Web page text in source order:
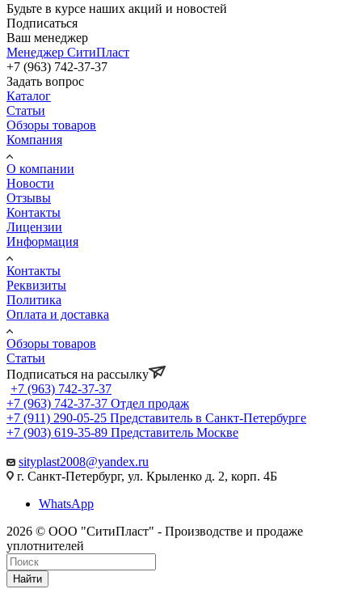
Будьте в курсе наших акций и новостей
Подписаться
Ваш менеджер
Менеджер СитиПласт
+7 (963) 742-37-37
Задать вопрос
Каталог
Статьи
Обзоры товаров
Компания
О компании
Новости
Отзывы
Контакты
Лицензии
Информация
Контакты
Реквизиты
Политика
Оплата и доставка
Обзоры товаров
Статьи
Подписаться на рассылку
+7 (963) 742-37-37
+7 (963) 742-37-37 Отдел продаж
+7 (911) 290-05-25 Представитель в Санкт-Петербурге
+7 (903) 619-35-89 Представитель Москве
sityplast2008@yandex.ru
г. Санкт-Петербург, ул. Крыленко д. 2, корп. 4Б
WhatsApp
2026 © ООО "СитиПласт" - Производстве и продаже
уплотнителей
Найти